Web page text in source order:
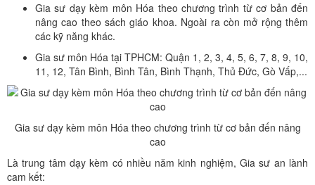
Gia sư dạy kèm môn Hóa theo chương trình từ cơ bản đến
nâng cao theo sách giáo khoa. Ngoài ra còn mở rộng thêm
các kỹ năng khác.
Gia sư môn Hóa tại TPHCM: Quận 1, 2, 3, 4, 5, 6, 7, 8, 9, 10,
11, 12, Tân Bình, Bình Tân, Bình Thạnh, Thủ Đức, Gò Vấp,...
Gia sư dạy kèm môn Hóa theo chương trình từ cơ bản đến nâng
cao
Là trung tâm dạy kèm có nhiều năm kinh nghiệm, Gia sư an lành
cam kết: